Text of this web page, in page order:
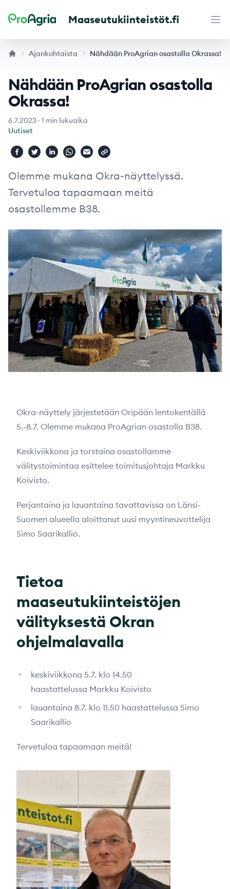
MaaseutukiinteistötMaaseutukiinteistöt.fi
Ajankohtaista Nähdään ProAgrian osastolla Okrassa!
Nähdään ProAgrian osastolla
Okrassa!
6.7.2023 · 1 min lukuaika
Uutiset
Olemme mukana Okra-näyttelyssä.
Tervetuloa tapaamaan meitä
osastollemme B38.
Okra-näyttely järjestetään Oripään lentokentällä
5.-8.7. Olemme mukana ProAgrian osastolla B38.
Keskiviikkona ja torstaina osastollamme
välitystoimintaa esittelee toimitusjohtaja Markku
Koivisto.
Perjantaina ja lauantaina tavattavissa on Länsi-
Suomen alueella aloittanut uusi myyntineuvottelija
Simo Saarikallio.
Tietoa
maaseutukiinteistöjen
välityksestä Okran
ohjelmalavalla
keskiviikkona 5.7. klo 14.50
haastattelussa Markku Koivisto
lauantaina 8.7. klo 11.50 haastattelussa Simo
Saarikallio
Tervetuloa tapaamaan meitä!